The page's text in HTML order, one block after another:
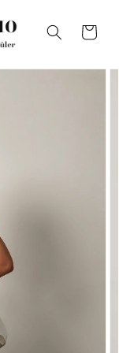
Sepet